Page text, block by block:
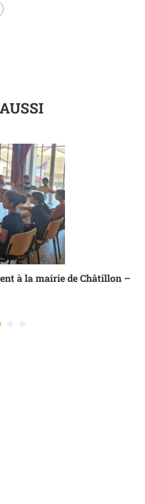
à la mairie de Châtillon –